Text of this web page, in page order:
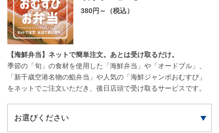
380円～（税込）
【海鮮弁当】ネットで簡単注文。あとは受け取るだけ。
季節の「旬」の食材を使用した「海鮮弁当」や「オードブル」、
「新千歳空港名物の鮨弁当」や人気の「海鮮ジャンボおむすび」
をネットでご注文いただき、後日店頭で受け取るサービスです。